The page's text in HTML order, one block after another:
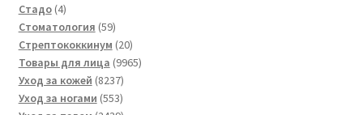
Стадо 44
товара
Стоматология 5959
товаров
Стрептококкинум 2020
товаров
Товары для лица 99659965
Уход за кожей 82378237
товаров
Уход за ногами 553553